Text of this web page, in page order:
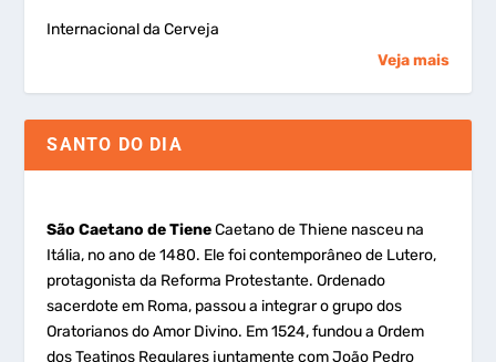
Internacional da Cerveja
Veja mais
SANTO DO DIA
São Caetano de TieneCaetano de Thiene nasceu na
Itália, no ano de 1480. Ele foi contemporâneo de Lutero,
protagonista da Reforma Protestante. Ordenado
sacerdote em Roma, passou a integrar o grupo dos
Oratorianos do Amor Divino. Em 1524, fundou a Ordem
dos Teatinos Regulares juntamente com João Pedro